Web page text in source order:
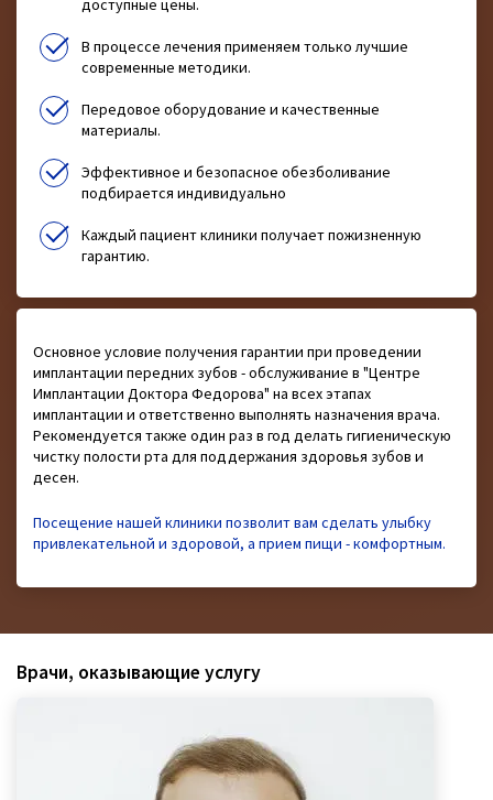
доступные цены.
В процессе лечения применяем только лучшие
современные методики.
Передовое оборудование и качественные
материалы.
Эффективное и безопасное обезболивание
подбирается индивидуально
Каждый пациент клиники получает пожизненную
гарантию.
Основное условие получения гарантии при проведении
имплантации передних зубов - обслуживание в "Центре
Имплантации Доктора Федорова" на всех этапах
имплантации и ответственно выполнять назначения врача.
Рекомендуется также один раз в год делать гигиеническую
чистку полости рта для поддержания здоровья зубов и
десен.
Посещение нашей клиники позволит вам сделать улыбку
привлекательной и здоровой, а прием пищи - комфортным.
Врачи, оказывающие услугу